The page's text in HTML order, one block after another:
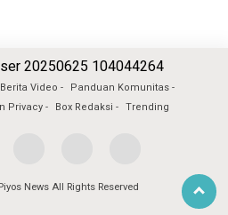
Berita Video
Panduan Komunitas
Privacy
Box Redaksi Trending
News All Rights Reserved